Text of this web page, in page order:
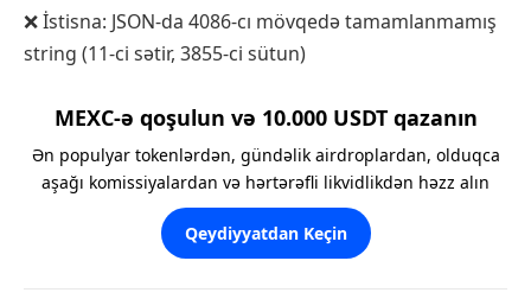
❌ İstisna: JSON-da 4086-cı mövqedə tamamlanmamış
string (11-ci sətir, 3855-ci sütun)
MEXC-ə qoşulun və 10.000 USDT qazanın
Ən populyar tokenlərdən, gündəlik airdroplardan, olduqca
aşağı komissiyalardan və hərtərəfli likvidlikdən həzz alın
Qeydiyyatdan Keçin